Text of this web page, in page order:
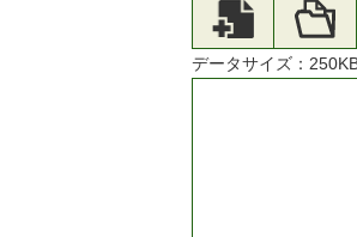
データサイズ： 250